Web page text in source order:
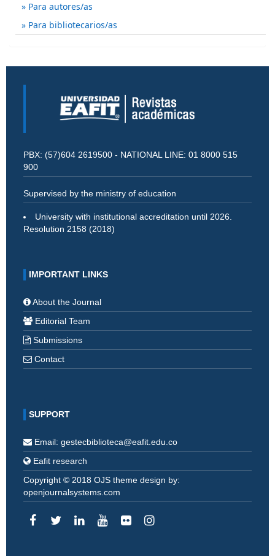
Para autores/as
Para bibliotecarios/as
PBX: (57)604 2619500 - NATIONAL LINE: 01 8000 515
900
Supervised by the ministry of education
University with institutional accreditation until 2026.
Resolution 2158 (2018)
IMPORTANT LINKS
About the Journal
Editorial Team
Submissions
Contact
SUPPORT
Email: gestecbiblioteca@eafit.edu.co
Eafit research
Copyright © 2018 OJS theme design by:
openjournalsystems.com